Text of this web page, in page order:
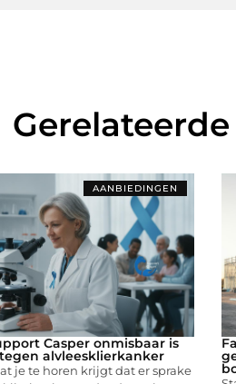
AANBIEDINGEN
Casper onmisbaar is
alvleesklierkanker
je te horen krijgt dat er sprake